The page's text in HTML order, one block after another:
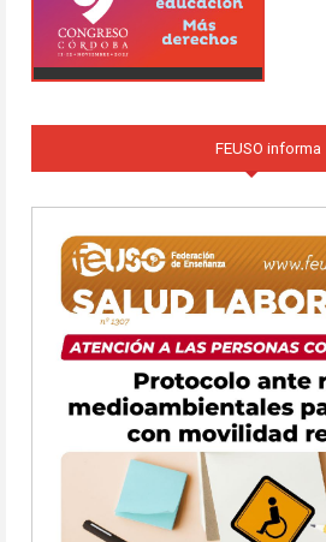
FEUSO informa